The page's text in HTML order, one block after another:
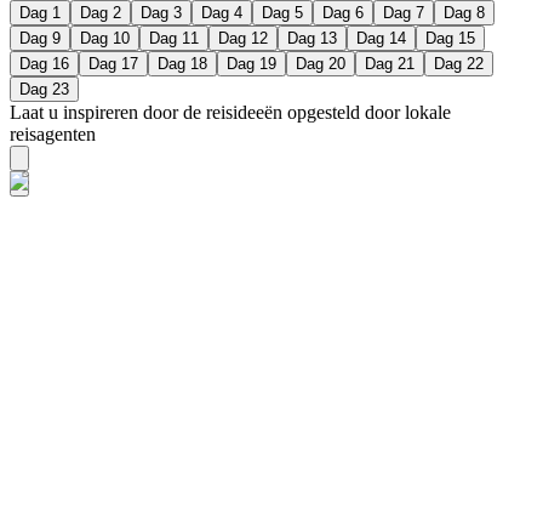
Dag 1 Dag 2 Dag 3 Dag 4 Dag 5 Dag 6 Dag 7
Dag 8
Dag 9
Dag 10 Dag 11 Dag 12 Dag 13 Dag 14
Dag 15
Dag 16
Dag 17 Dag 18 Dag 19 Dag 20 Dag 21
Dag 22
Dag 23
Laat u inspireren door de reisideeën opgesteld door lokale
reisagenten